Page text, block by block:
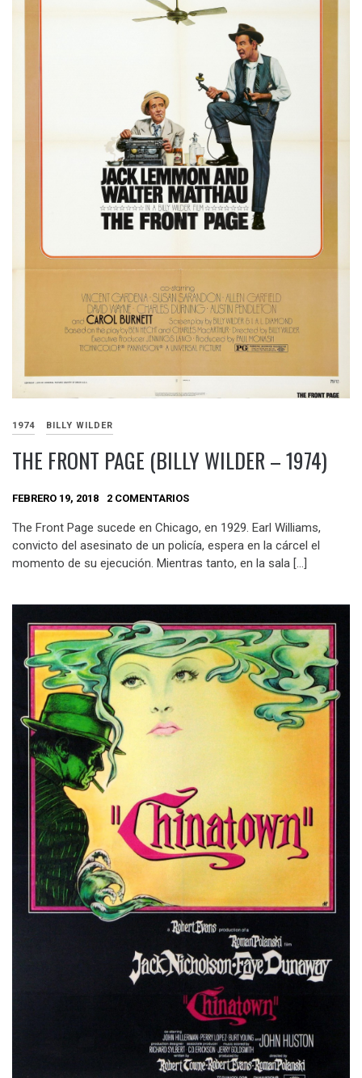
1974 BILLY WILDER
THE FRONT PAGE (BILLY WILDER – 1974)
FEBRERO 19, 2018 2 COMENTARIOS
The Front Page sucede en Chicago, en 1929. Earl Williams,
convicto del asesinato de un policía, espera en la cárcel el
momento de su ejecución. Mientras tanto, en la sala […]